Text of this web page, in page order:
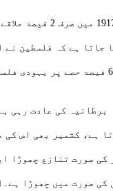
انہوں نے کہا کہ 1917
جاتا ہے کہ فلسطین نے
برطانیہ کی عادت رہی
ہے، کشمیر بھی اس کی
کی صورت تنازع چھوڑا
کی صورت میں چھوڑا